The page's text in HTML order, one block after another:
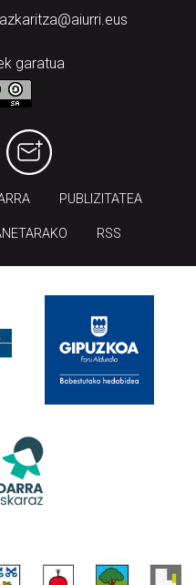
garatua
PUBLIZITATEA
RSS